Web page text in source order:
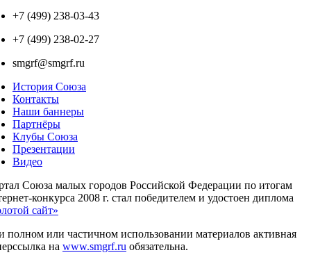
+7 (499) 238-03-43
+7 (499) 238-02-27
smgrf@smgrf.ru
История Союза
Контакты
Наши баннеры
Партнёры
Клубы Союза
Презентации
Видео
Союза малых городов Российской Федерации по итогам
конкурса 2008 г. стал победителем и удостоен диплома
сайт»
полном или частичном использовании материалов активная
на www.smgrf.ru обязательна.